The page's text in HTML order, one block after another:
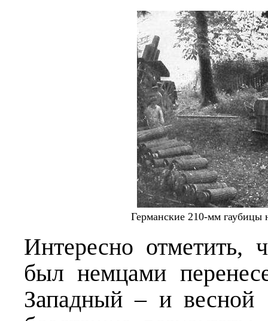
Германские 210-мм гаубицы
Интересно отметить,
был немцами
Западный – и весной